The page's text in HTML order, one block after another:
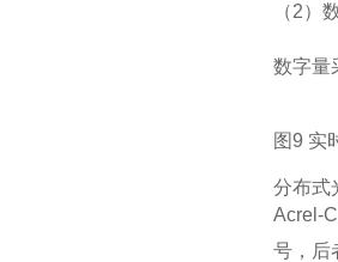
（2）
数字量
图9 实
分布式
Acrel-
号，后